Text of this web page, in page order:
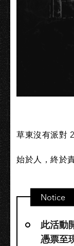
草東沒有派對
始於人，終於責
Notice
此活動
憑票至